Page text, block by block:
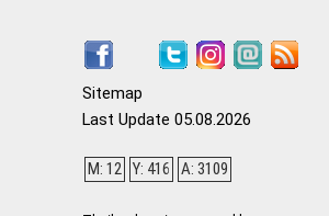
Sitemap
Last Update 05.08.2026
M: 12 Y: 416 A: 3109